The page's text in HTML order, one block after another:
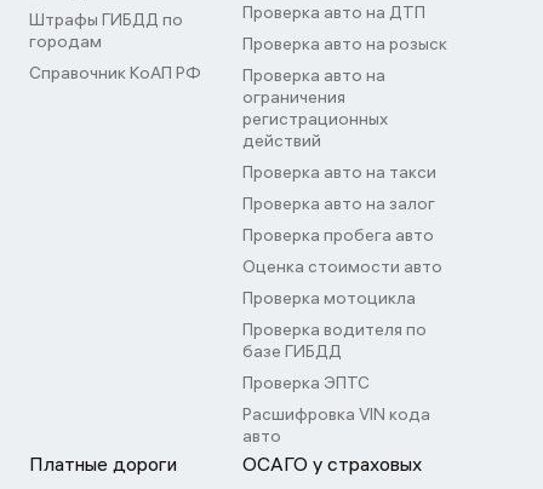
Штрафы ГИБДД по
городам
Справочник КоАП РФ
Проверка авто на ДТП
Проверка авто на розыск
Проверка авто на
ограничения
регистрационных
действий
Проверка авто на такси
Проверка авто на залог
Проверка пробега авто
Оценка стоимости авто
Проверка мотоцикла
Проверка водителя по
базе ГИБДД
Проверка ЭПТС
Расшифровка VIN кода
авто
Платные дороги ОСАГО у страховых